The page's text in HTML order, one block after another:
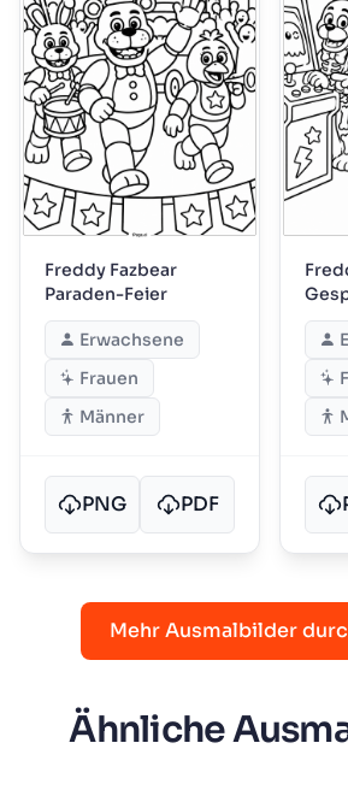
Freddy Fazbear
Paraden-Feier
Erwachsene
Frauen
Männer
PNG PDF
Mehr Ausmalbilder
Ähnliche